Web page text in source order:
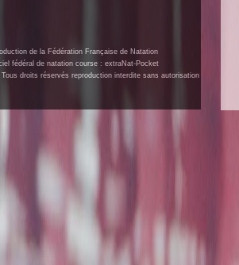
de la Fédération Française de Natation
fédéral de natation course : extraNat-Pocket
droits réservés reproduction interdite sans autorisation